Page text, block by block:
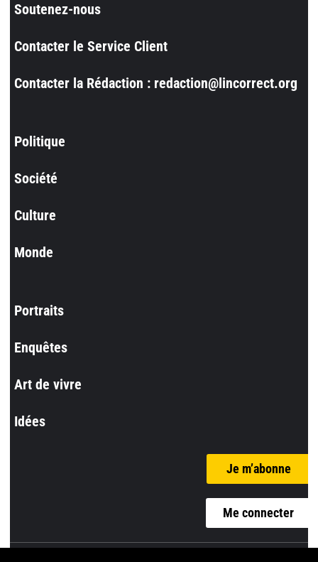
Soutenez-nous
Contacter le Service Client
Contacter la Rédaction : redaction@lincorrect.org
Politique
Société
Culture
Monde
Portraits
Enquêtes
Art de vivre
Idées
Je m’abonne
Me connecter